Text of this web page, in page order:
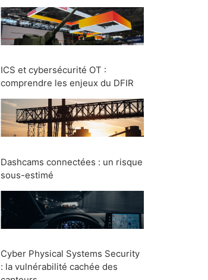
ICS et cybersécurité OT :
comprendre les enjeux du DFIR
Dashcams connectées : un risque
sous-estimé
Cyber Physical Systems Security
: la vulnérabilité cachée des